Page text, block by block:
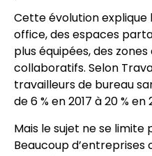
Cette évolution explique
office, des espaces
plus équipées, des
collaboratifs. Selon
travailleurs de bureau
de 6 % en 2017 à 20 % en
Mais le sujet ne se
Beaucoup